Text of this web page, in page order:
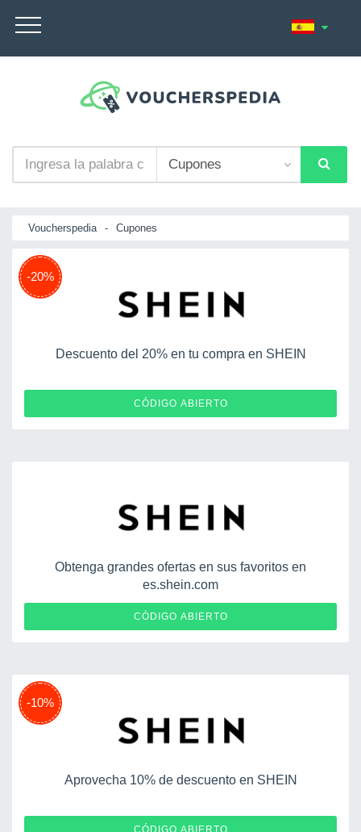
Voucherspedia - Cupones
-20%
Descuento del 20% en tu compra en SHEIN
CÓDIGO ABIERTO0430ESOLD06NNRL
Obtenga grandes ofertas en sus favoritos en
es.shein.com
CÓDIGO ABIERTO
7SWESLANUBEDEJUANILP0826
-10%
Aprovecha 10% de descuento en SHEIN
CÓDIGO ABIERTOESUG0604DA64AQ